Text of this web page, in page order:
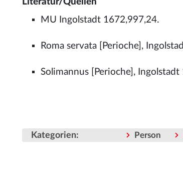
MU Ingolstadt 1672,997,24.
Roma servata [Perioche],
Solimannus [Perioche], Ingolstadt
Kategorien: Person